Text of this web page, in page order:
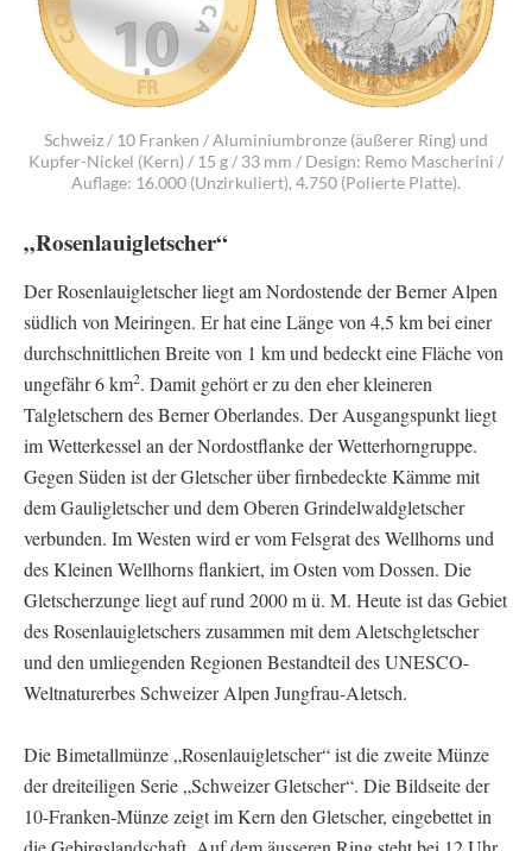
Schweiz / 10 Franken / Aluminiumbronze (äußerer Ring) und
Kupfer-Nickel (Kern) / 15 g / 33 mm / Design: Remo Mascherini /
Auflage: 16.000 (Unzirkuliert), 4.750 (Polierte Platte).
„Rosenlauigletscher“
Der Rosenlauigletscher liegt am Nordostende der Berner Alpen
südlich von Meiringen. Er hat eine Länge von 4,5 km bei einer
durchschnittlichen Breite von 1 km und bedeckt eine Fläche von
ungefähr 6 km2. Damit gehört er zu den eher kleineren
Talgletschern des Berner Oberlandes. Der Ausgangspunkt liegt
im Wetterkessel an der Nordostflanke der Wetterhorngruppe.
Gegen Süden ist der Gletscher über firnbedeckte Kämme mit
dem Gauligletscher und dem Oberen Grindelwaldgletscher
verbunden. Im Westen wird er vom Felsgrat des Wellhorns und
des Kleinen Wellhorns flankiert, im Osten vom Dossen. Die
Gletscherzunge liegt auf rund 2000 m ü. M. Heute ist das Gebiet
des Rosenlauigletschers zusammen mit dem Aletschgletscher
und den umliegenden Regionen Bestandteil des UNESCO-
Weltnaturerbes Schweizer Alpen Jungfrau-Aletsch.
Die Bimetallmünze „Rosenlauigletscher“ ist die zweite Münze
der dreiteiligen Serie „Schweizer Gletscher“. Die Bildseite der
10-Franken-Münze zeigt im Kern den Gletscher, eingebettet in